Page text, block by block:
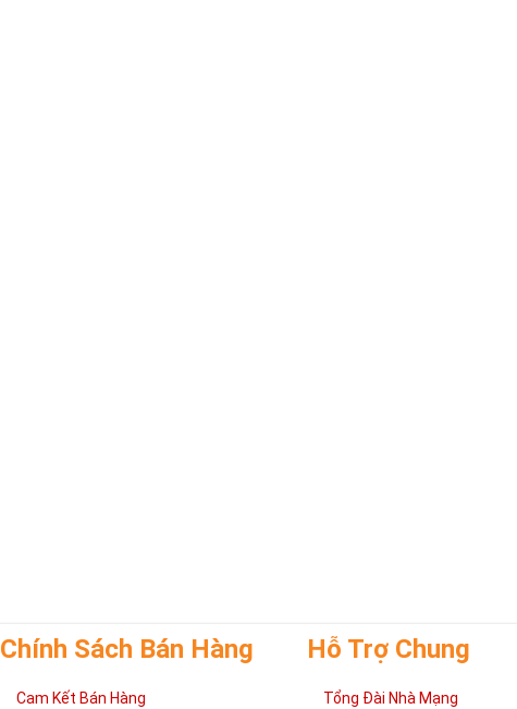
Chính Sách Bán Hàng
Cam Kết Bán Hàng
Hỗ Trợ Chung
Tổng Đài Nhà Mạng